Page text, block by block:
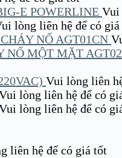
E POWERLINE Vui
lòng liên hệ để có
NỔ AGT01CN
NỔ MỘT MẶT
Vui lòng liên
lòng liên hệ để có
lòng liên hệ để có
liên hệ để có giá tốt